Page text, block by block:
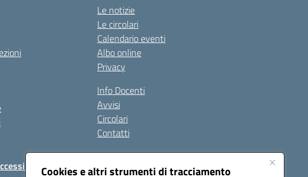
Cookies e altri strumenti di tracciamento
Le notizie
Le circolari
Calendario eventi
Albo online
Privacy
Info Docenti
Avvisi
Circolari
Contatti
Seguici su: